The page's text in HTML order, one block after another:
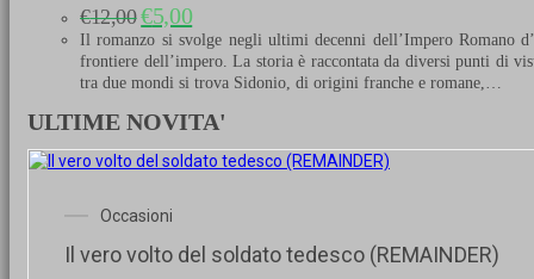
€12,00Il
prezzo
originale
era:
€12,00.
€5,00Il
prezzo
attuale
è:
€5,00.
Il romanzo si svolge negli ultimi decenni dell’Impero Romano
frontiere dell’impero. La storia è raccontata da diversi punti di
tra due mondi si trova Sidonio, di origini franche e romane,…
ULTIME NOVITA'
Occasioni
Il vero volto del soldato tedesco (REMAINDER)